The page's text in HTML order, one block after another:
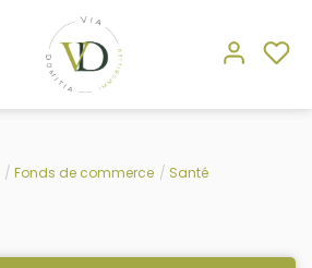
Fonds de commerce Santé